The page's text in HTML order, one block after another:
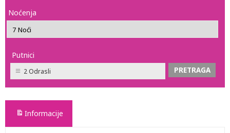
Noćenja
Putnici
2 Odrasli
Informacije